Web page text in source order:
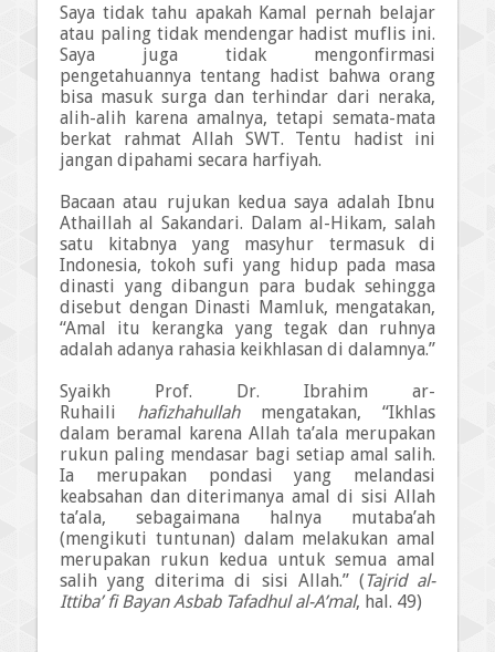
Saya tidak tahu apakah Kamal pernah belajar
atau paling tidak mendengar hadist muflis ini.
Saya juga tidak mengonfirmasi
pengetahuannya tentang hadist bahwa orang
bisa masuk surga dan terhindar dari neraka,
alih-alih karena amalnya, tetapi semata-mata
berkat rahmat Allah SWT. Tentu hadist ini
jangan dipahami secara harfiyah.
Bacaan atau rujukan kedua saya adalah Ibnu
Athaillah al Sakandari. Dalam al-Hikam, salah
satu kitabnya yang masyhur termasuk di
Indonesia, tokoh sufi yang hidup pada masa
dinasti yang dibangun para budak sehingga
disebut dengan Dinasti Mamluk, mengatakan,
“Amal itu kerangka yang tegak dan ruhnya
adalah adanya rahasia keikhlasan di dalamnya.”
Syaikh Prof. Dr. Ibrahim ar-
Ruhaili hafizhahullahmengatakan, “Ikhlas
dalam beramal karena Allah ta’ala merupakan
rukun paling mendasar bagi setiap amal salih.
Ia merupakan pondasi yang melandasi
keabsahan dan diterimanya amal di sisi Allah
ta’ala, sebagaimana halnya mutaba’ah
(mengikuti tuntunan) dalam melakukan amal
merupakan rukun kedua untuk semua amal
salih yang diterima di sisi Allah.” (Tajrid al-
Ittiba’ fi Bayan Asbab Tafadhul al-A’mal, hal. 49)